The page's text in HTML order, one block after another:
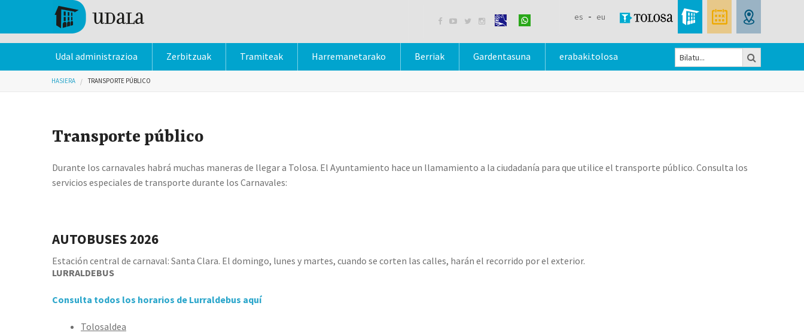
Skip to main content
    es eu
Udal administrazioa Zerbitzuak Tramiteak Harremanetarako Berriak Gardentasuna erabaki.tolosa
Bilaketa
Hemen zaude
HASIERA TRANSPORTE PÚBLICO
Transporte público
Durante los carnavales habrá muchas maneras de llegar a Tolosa. El Ayuntamiento hace un llamamiento a la ciudadanía para que utilice el transporte público. Consulta los
servicios especiales de transporte durante los Carnavales:
AUTOBUSES 2026
Estación central de carnaval: Santa Clara. El domingo, lunes y martes, cuando se corten las calles, harán el recorrido por el exterior.
LURRALDEBUS
Consulta todos los horarios de Lurraldebus aquí
Tolosaldea